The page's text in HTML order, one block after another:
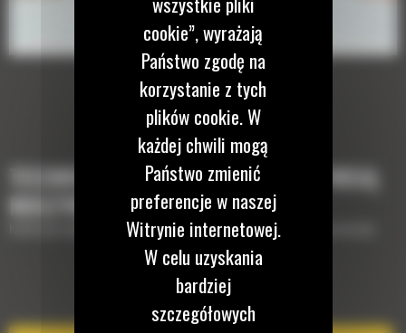
TECHNOLOGIE, KTÓRE UZUPEŁNIĄ TWOJĄ
MASZYNĘ
Krótki opis wyposażenia lub technologii potrzebnych do uzupełnienia maszyny
EQUIPMENT MANAGEMENT
cookie”, wyrażają
Państwo zgodę na
korzystanie z tych
plików cookie. W
każdej chwili mogą
Państwo zmienić
preferencje w naszej
Witrynie internetowej.
W celu uzyskania
bardziej
szczegółowych